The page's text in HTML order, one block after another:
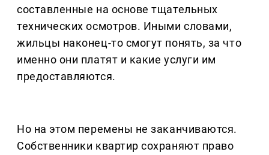
составленные на основе тщательных
технических осмотров. Иными словами,
жильцы наконец-то смогут понять, за что
именно они платят и какие услуги им
предоставляются.
Но на этом перемены не заканчиваются.
Собственники квартир сохраняют право